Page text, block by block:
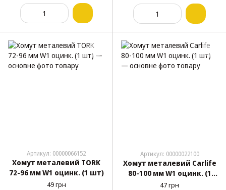
Артикул: 00000066152
Хомут металевий TORK
72-96 мм W1 оцинк. (1 шт)
49 грн
Артикул: 00000022100
Хомут металевий Carlife
80-100 мм W1 оцинк. (1
шт)
47 грн